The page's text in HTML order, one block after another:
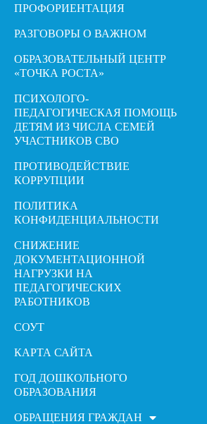
ПРОФОРИЕНТАЦИЯ
РАЗГОВОРЫ О ВАЖНОМ
ОБРАЗОВАТЕЛЬНЫЙ ЦЕНТР
«ТОЧКА РОСТА»
ПСИХОЛОГО-
ПЕДАГОГИЧЕСКАЯ ПОМОЩЬ
ДЕТЯМ ИЗ ЧИСЛА СЕМЕЙ
УЧАСТНИКОВ СВО
ПРОТИВОДЕЙСТВИЕ
КОРРУПЦИИ
ПОЛИТИКА
КОНФИДЕНЦИАЛЬНОСТИ
СНИЖЕНИЕ
ДОКУМЕНТАЦИОННОЙ
НАГРУЗКИ НА
ПЕДАГОГИЧЕСКИХ
РАБОТНИКОВ
СОУТ
КАРТА САЙТА
ГОД ДОШКОЛЬНОГО
ОБРАЗОВАНИЯ
ОБРАЩЕНИЯ ГРАЖДАН